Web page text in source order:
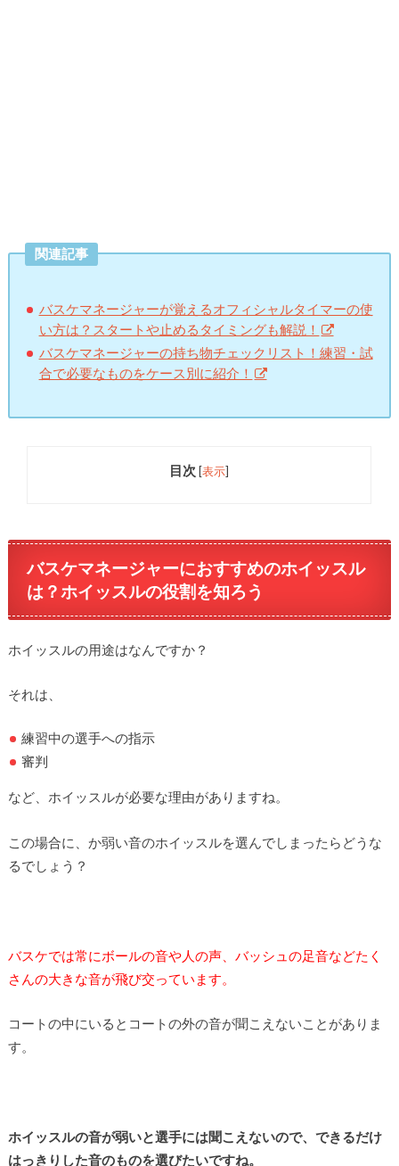
関連記事
バスケマネージャーが覚えるオフィシャルタイマーの使
い方は？スタートや止めるタイミングも解説！
バスケマネージャーの持ち物チェックリスト！練習・試
合で必要なものをケース別に紹介！
目次 [表示]
バスケマネージャーにおすすめのホイッスル
は？ホイッスルの役割を知ろう
ホイッスルの用途はなんですか？
それは、
練習中の選手への指示
審判
など、ホイッスルが必要な理由がありますね。
この場合に、か弱い音のホイッスルを選んでしまったらどうな
るでしょう？
バスケでは常にボールの音や人の声、バッシュの足音などたく
さんの大きな音が飛び交っています。
コートの中にいるとコートの外の音が聞こえないことがありま
す。
ホイッスルの音が弱いと選手には聞こえないので、できるだけ
はっきりした音のものを選びたいですね。